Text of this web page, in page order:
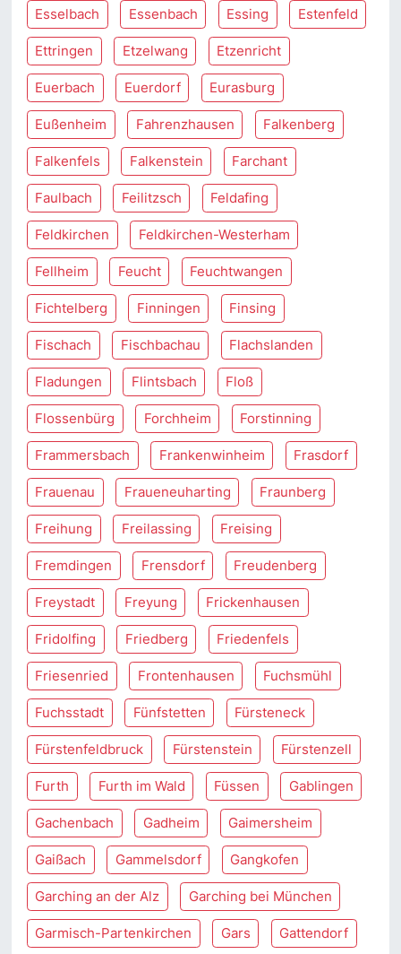
Esselbach Essenbach Essing Estenfeld
Ettringen Etzelwang Etzenricht
Euerbach Euerdorf Eurasburg
Eußenheim Fahrenzhausen Falkenberg
Falkenfels Falkenstein Farchant
Faulbach Feilitzsch Feldafing
Feldkirchen Feldkirchen-Westerham
Fellheim Feucht Feuchtwangen
Fichtelberg Finningen Finsing
Fischach Fischbachau Flachslanden
Fladungen Flintsbach Floß
Flossenbürg Forchheim Forstinning
Frammersbach Frankenwinheim Frasdorf
Frauenau Fraueneuharting Fraunberg
Freihung Freilassing Freising
Fremdingen Frensdorf Freudenberg
Freystadt Freyung Frickenhausen
Fridolfing Friedberg Friedenfels
Friesenried Frontenhausen Fuchsmühl
Fuchsstadt Fünfstetten Fürsteneck
Fürstenfeldbruck Fürstenstein Fürstenzell
Furth Furth im Wald Füssen Gablingen
Gachenbach Gadheim Gaimersheim
Gaißach Gammelsdorf Gangkofen
Garching an der Alz Garching bei München
Garmisch-Partenkirchen Gars Gattendorf